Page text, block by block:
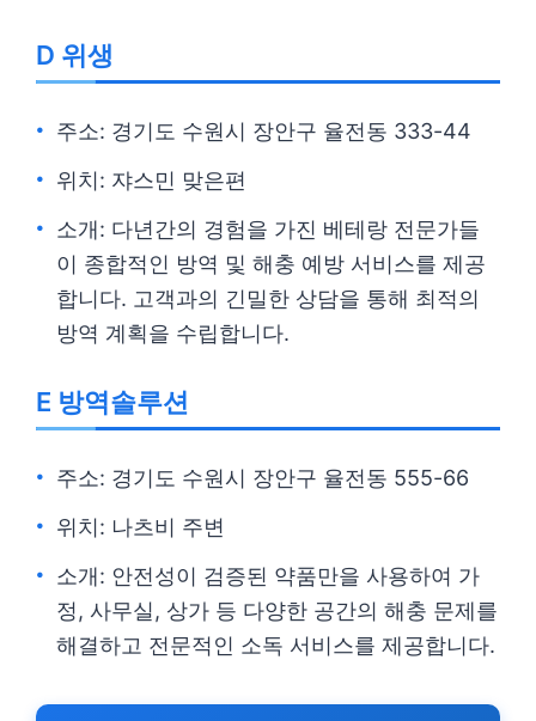
D 위생
주소: 경기도 수원시 장안구 율전동 333-44
위치: 쟈스민 맞은편
소개: 다년간의 경험을 가진 베테랑 전문가들
이 종합적인 방역 및 해충 예방 서비스를 제공
합니다. 고객과의 긴밀한 상담을 통해 최적의
방역 계획을 수립합니다.
E 방역솔루션
주소: 경기도 수원시 장안구 율전동 555-66
위치: 나츠비 주변
소개: 안전성이 검증된 약품만을 사용하여 가
정, 사무실, 상가 등 다양한 공간의 해충 문제를
해결하고 전문적인 소독 서비스를 제공합니다.